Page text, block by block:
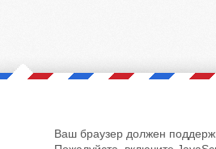
Ваш браузер должен